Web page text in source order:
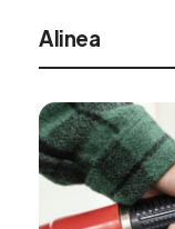
Alinea